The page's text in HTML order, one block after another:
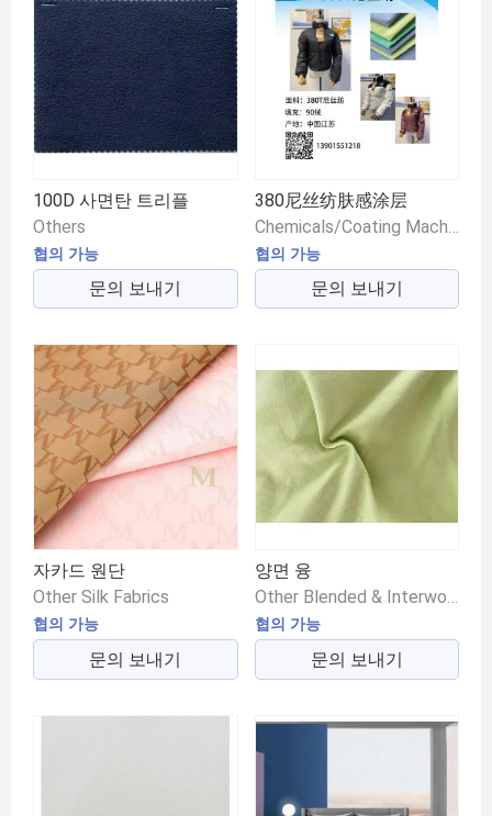
100D 사면탄 트리플
Others
협의 가능
문의 보내기
380尼丝纺肤感涂层
협의 가능
문의 보내기
자카드 원단
Other Silk Fabrics
협의 가능
문의 보내기
양면 융
Other Blended & Interwoven Fabrics
협의 가능
문의 보내기